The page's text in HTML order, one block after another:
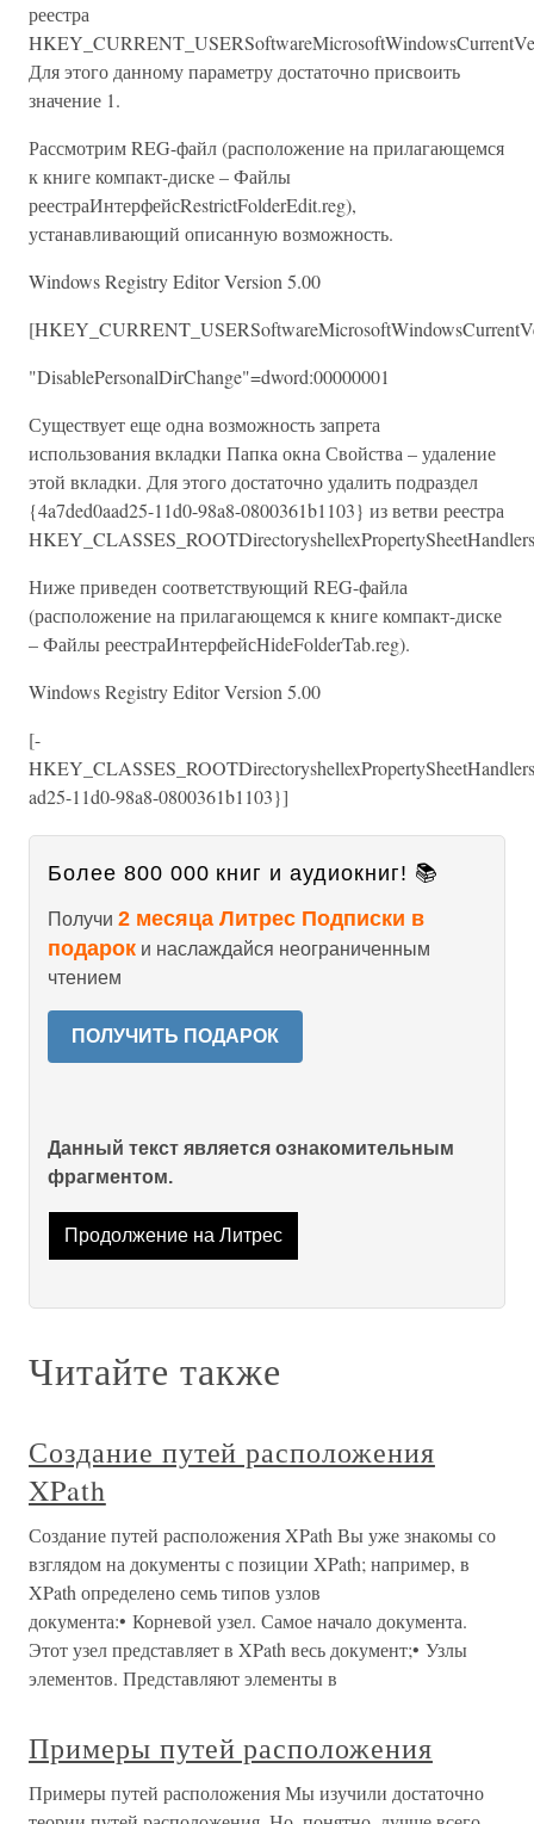
реестра
Для этого данному параметру достаточно присвоить
значение 1.
Рассмотрим REG-файл (расположение на прилагающемся
к книге компакт-диске – Файлы
реестраИнтерфейсRestrictFolderEdit.reg),
устанавливающий описанную возможность.
Windows Registry Editor Version 5.00
"DisablePersonalDirChange"=dword:00000001
Существует еще одна возможность запрета
использования вкладки Папка окна Свойства – удаление
этой вкладки. Для этого достаточно удалить подраздел
{4a7ded0aad25-11d0-98a8-0800361b1103} из ветви реестра
Ниже приведен соответствующий REG-файла
(расположение на прилагающемся к книге компакт-диске
– Файлы реестраИнтерфейсHideFolderTab.reg).
Windows Registry Editor Version 5.00
[-
ad25-11d0-98a8-0800361b1103}]
Более 800 000 книг и аудиокниг! 📚
Получи 2 месяца Литрес Подписки в
подарок и наслаждайся неограниченным
чтением
ПОЛУЧИТЬ ПОДАРОК
Данный текст является ознакомительным
фрагментом.
Продолжение на Литрес
Читайте также
Создание путей расположения
XPath
Создание путей расположения XPath Вы уже знакомы со
взглядом на документы с позиции XPath; например, в
XPath определено семь типов узлов
документа:• Корневой узел. Самое начало документа.
Этот узел представляет в XPath весь документ;• Узлы
элементов. Представляют элементы в
Примеры путей расположения
Примеры путей расположения Мы изучили достаточно